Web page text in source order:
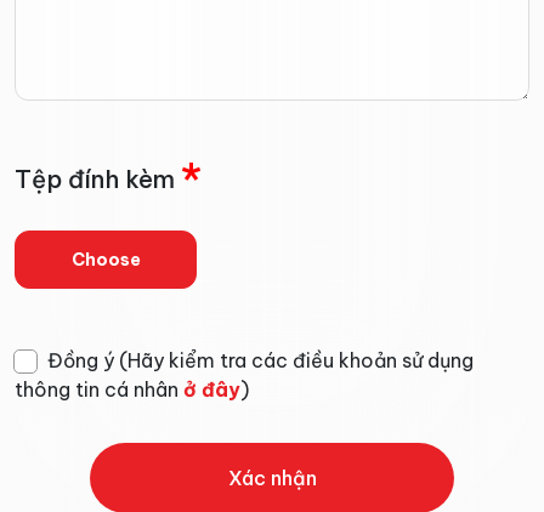
Tệp đính kèm *
Choose
Đồng ý (Hãy kiểm tra các điều khoản sử dụng
thông tin cá nhân ở đây)